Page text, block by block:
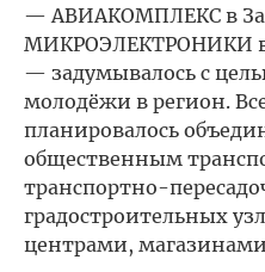
— АВИАКОМПЛЕКС в
МИКРОЭЛЕКТРОНИКИ в
— задумывалось с
молодёжи в регион.
планировалось
общественным
транспортно-
градостроительных
центрами,